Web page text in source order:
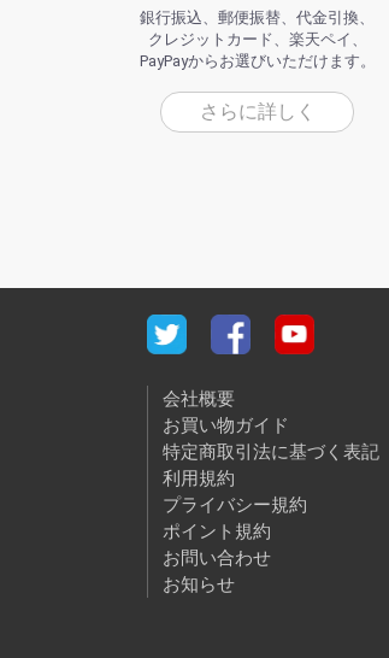
銀行振込、郵便振替、代金引換、
クレジットカード、楽天ペイ、
PayPayからお選びいただけます。
さらに詳しく
会社概要
お買い物ガイド
特定商取引法に基づく表記
利用規約
プライバシー規約
ポイント規約
お問い合わせ
お知らせ